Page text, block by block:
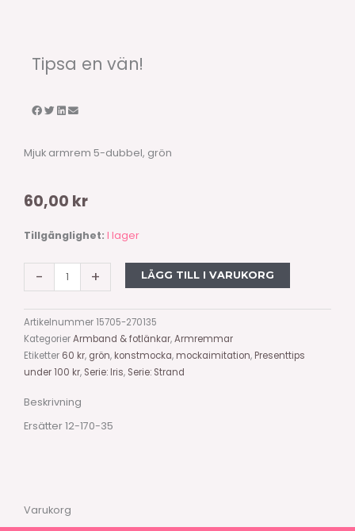
Tipsa en vän!
Mjuk armrem 5-dubbel, grön
60,00 kr
Tillgänglighet: I lager
-
Mjuk
dubbel,
grön
mängd
+ LÄGG TILL I VARUKORG
Artikelnummer15705-270135
KategorierArmband & fotlänkar,Armremmar
Etiketter 60 kr, grön, konstmocka, mockaimitation, Presenttips
under 100 kr, Serie: Iris, Serie: Strand
Beskrivning
Ersätter 12-170-35
Varukorg